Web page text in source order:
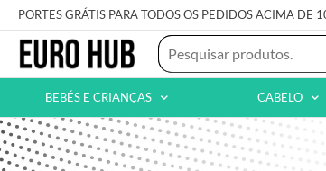
PORTES GRÁTIS PARA TODOS OS PEDIDOS ACIMA DE
BEBÉS E CRIANÇAS CABELO